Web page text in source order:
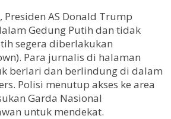
Presiden AS Donald Trump
Gedung Putih dan tidak
segera diberlakukan
Para jurnalis di halaman
berlari dan berlindung di dalam
Polisi menutup akses ke area
Garda Nasional
untuk mendekat.